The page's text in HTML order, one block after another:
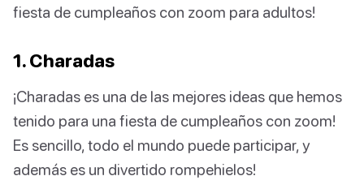
fiesta de cumpleaños con zoom para adultos!
1. Charadas
¡Charadas es una de las mejores ideas que hemos
tenido para una fiesta de cumpleaños con zoom!
Es sencillo, todo el mundo puede participar, y
además es un divertido rompehielos!